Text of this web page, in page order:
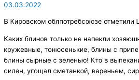
03.03.2022
В Кировском облпотребсоюзе
Каких блинов только не напекли
кружевные, тонюсенькие, блины с
блины сырные с зеленью! Кто в
силен, угощал сметанкой, вареньем,